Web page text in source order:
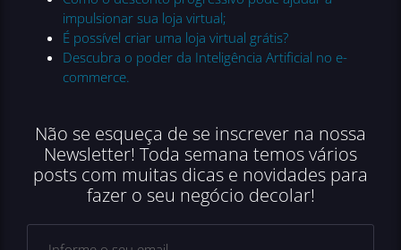
impulsionar sua loja virtual;
É possível criar uma loja virtual grátis?
Descubra o poder da Inteligência Artificial no e-
commerce.
Não se esqueça de se inscrever na nossa
Newsletter! Toda semana temos vários
posts com muitas dicas e novidades para
fazer o seu negócio decolar!